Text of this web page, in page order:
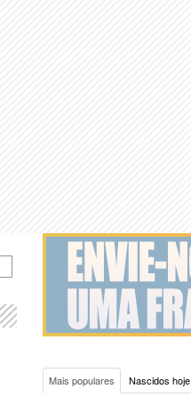
Mais populares Nascidos hoje